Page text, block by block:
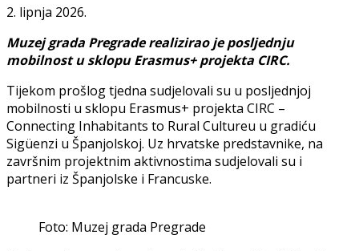
2. lipnja 2026.
Muzej grada Pregrade realizirao je posljednju
mobilnost u sklopu Erasmus+ projekta CIRC.
Tijekom prošlog tjedna sudjelovali su u posljednjoj
mobilnosti u sklopu Erasmus+ projekta CIRC –
Connecting Inhabitants to Rural Cultureu u gradiću
Sigüenzi u Španjolskoj. Uz hrvatske predstavnike, na
završnim projektnim aktivnostima sudjelovali su i
partneri iz Španjolske i Francuske.
Foto: Muzej grada Pregrade